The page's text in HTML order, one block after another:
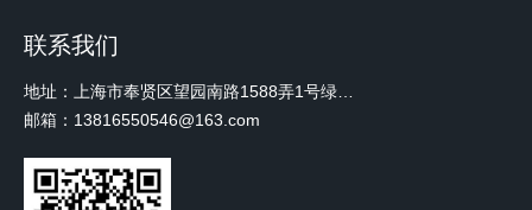
联系我们
邮箱：13816550546@163.com